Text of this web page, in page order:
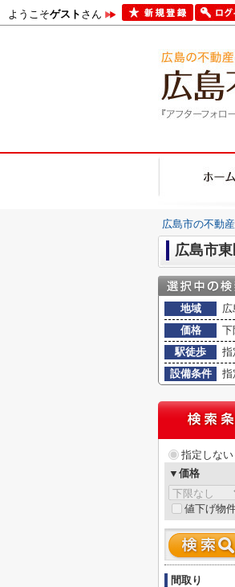
ようこそゲストさん
広島市の不動
広島市
地域
価格
下
駅徒歩
指
設備条件
指
指定しない
▼価格
値下げ物
間取り